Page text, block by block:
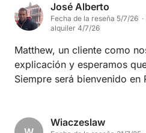
José Alberto
Fecha de la reseña 5/7/26
alquiler 4/7/26
Matthew, un cliente como
explicación y esperamos
Siempre será bienvenido en
Wiaczeslaw